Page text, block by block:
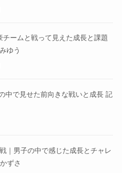
チームと戦って見えた成長と課題
ゆう
中で見せた前向きな戦いと成長 記
｜男子の中で感じた成長とチャレ
ずさ